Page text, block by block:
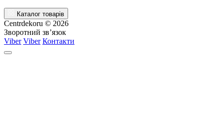
Каталог товарів
Centrdekoru © 2026
Зворотний зв’язок
Viber Viber Контакти